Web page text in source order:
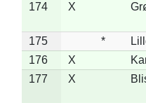
174
X
175 *
176
X
177
X